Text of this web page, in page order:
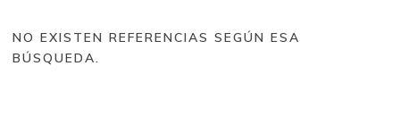
Tinto (328)
NO EXISTEN REFERENCIAS SEGÚN ESA
BÚSQUEDA.